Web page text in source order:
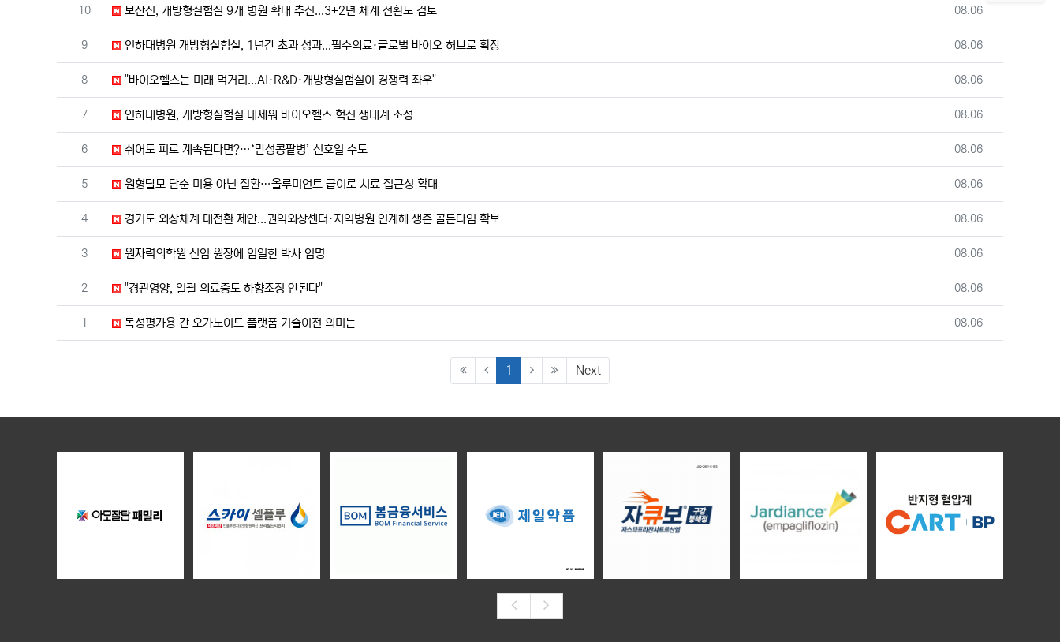
번호
10 보산진, 개방형실험실 9개 병원 확대 추진...3+2년 체계 전환도 검토 등록일
08.06
번호
9 인하대병원 개방형실험실, 1년간 초과 성과...필수의료·글로벌 바이오 허브로 확장 등록일
08.06
번호
8 "바이오헬스는 미래 먹거리...AI·R&D·개방형실험실이 경쟁력 좌우" 등록일
08.06
번호
7 인하대병원, 개방형실험실 내세워 바이오헬스 혁신 생태계 조성 등록일
08.06
번호
6 쉬어도 피로 계속된다면?…‘만성콩팥병’ 신호일 수도 등록일
08.06
번호
5 원형탈모 단순 미용 아닌 질환…올루미언트 급여로 치료 접근성 확대 등록일
08.06
번호
4 경기도 외상체계 대전환 제안...권역외상센터·지역병원 연계해 생존 골든타임 확보 등록일
08.06
번호
3 원자력의학원 신임 원장에 임일한 박사 임명 등록일
08.06
번호
2 "경관영양, 일괄 의료중도 하향조정 안된다" 등록일
08.06
번호
1 독성평가용 간 오가노이드 플랫폼 기술이전 의미는 등록일
08.06
1 (current) Next